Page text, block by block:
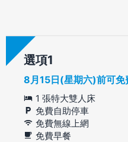
選項
8月15日(星期六)前可免
1 張特大雙人床
免費自助停車
免費無線上網
免費早餐